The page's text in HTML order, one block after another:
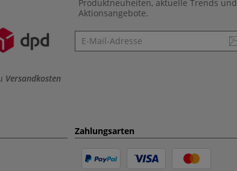
Versandkosten
Produktneuheiten, aktuelle Trends und
Aktionsangebote.
Newsletter
Zahlungsarten